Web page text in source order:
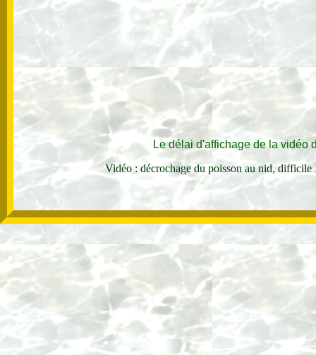
Le délai d'affichage de la vidéo
Vidéo : décrochage du poisson au nid,